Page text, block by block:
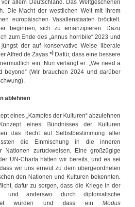
allem Deutschland. Das Weltgeschehen
Die Macht der westlichen Welt mit ihrem
europäischen Vasallenstaaten bröckelt.
beginnen, sich zu emanzipieren. Dazu
zum Ende des „annus horribile“ 2023 und
der auf konservative Weise liberale
Alfred de Zayas.*) Dafür, dass eine bessere
ein. Nun verlangt er: „We need a
beyond“ (Wir brauchen 2024 und darüber
ablehnen
eines „Kampfes der Kulturen“ abzulehnen
eines Bündnisses der Kulturen
das Recht auf Selbstbestimmung aller
die Einmischung in die inneren
Nationen zurückweisen. Eine großzügige
UN-Charta hätten wir bereits, und es sei
wir uns erneut zu dem übergeordneten
den Nationen und Kulturen bekennten.
dafür zu sorgen, dass die Kriege in der
und anderswo durch diplomatische
würden und dass ein Modus